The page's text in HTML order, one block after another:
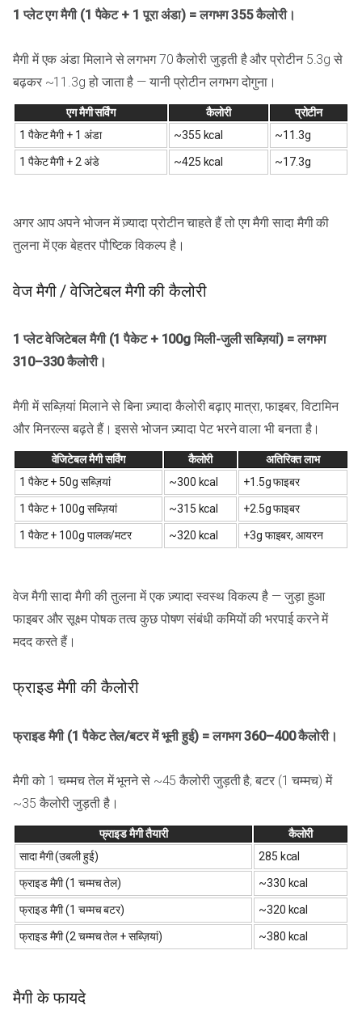
1 प्लेट एग मैगी (1 पैकेट + 1 पूरा अंडा) = लगभग 355 कैलोरी।
मैगी में एक अंडा मिलाने से लगभग 70 कैलोरी जुड़ती है और प्रोटीन 5.3g से
बढ़कर ~11.3g हो जाता है — यानी प्रोटीन लगभग दोगुना।
एग मैगी सर्विंग कैलोरी
प्रोटीन
1 पैकेट मैगी + 1 अंडा
~355 kcal ~11.3g
1 पैकेट मैगी + 2 अंडे ~425 kcal ~17.3g
अगर आप अपने भोजन में ज़्यादा प्रोटीन चाहते हैं तो एग मैगी सादा मैगी की
तुलना में एक बेहतर पौष्टिक विकल्प है।
वेज मैगी / वेजिटेबल मैगी की कैलोरी
1 प्लेट वेजिटेबल मैगी (1 पैकेट + 100g मिली-जुली सब्ज़ियां) = लगभग
310–330 कैलोरी।
मैगी में सब्ज़ियां मिलाने से बिना ज़्यादा कैलोरी बढ़ाए मात्रा, फाइबर, विटामिन
और मिनरल्स बढ़ते हैं। इससे भोजन ज़्यादा पेट भरने वाला भी बनता है।
वेजिटेबल मैगी सर्विंग कैलोरी
अतिरिक्त लाभ
1 पैकेट + 50g सब्ज़ियां
~300 kcal +1.5g फाइबर
1 पैकेट + 100g सब्ज़ियां ~315 kcal +2.5g फाइबर
1 पैकेट + 100g पालक/मटर ~320 kcal +3g फाइबर, आयरन
वेज मैगी सादा मैगी की तुलना में एक ज़्यादा स्वस्थ विकल्प है — जुड़ा हुआ
फाइबर और सूक्ष्म पोषक तत्व कुछ पोषण संबंधी कमियों की भरपाई करने में
मदद करते हैं।
फ्राइड मैगी की कैलोरी
फ्राइड मैगी (1 पैकेट तेल/बटर में भूनी हुई) = लगभग 360–400 कैलोरी।
मैगी को 1 चम्मच तेल में भूनने से ~45 कैलोरी जुड़ती है; बटर (1 चम्मच) में
~35 कैलोरी जुड़ती है।
फ्राइड मैगी तैयारी
कैलोरी
सादा मैगी (उबली हुई)
285 kcal
फ्राइड मैगी (1 चम्मच तेल) ~330 kcal
फ्राइड मैगी (1 चम्मच बटर) ~320 kcal
फ्राइड मैगी (2 चम्मच तेल + सब्ज़ियां) ~380 kcal
मैगी के फायदे